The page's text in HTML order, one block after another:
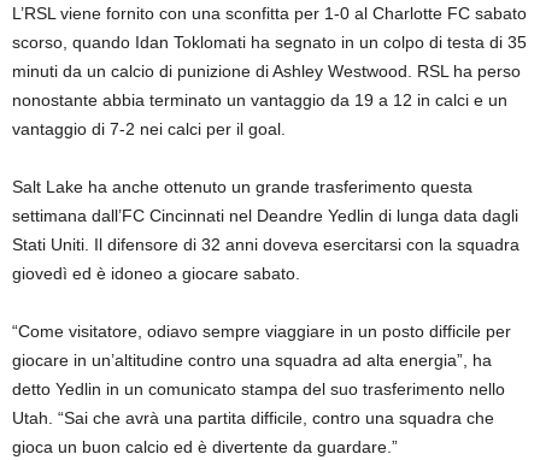
L’RSL viene fornito con una sconfitta per 1-0 al Charlotte FC sabato
scorso, quando Idan Toklomati ha segnato in un colpo di testa di 35
minuti da un calcio di punizione di Ashley Westwood. RSL ha perso
nonostante abbia terminato un vantaggio da 19 a 12 in calci e un
vantaggio di 7-2 nei calci per il goal.
Salt Lake ha anche ottenuto un grande trasferimento questa
settimana dall’FC Cincinnati nel Deandre Yedlin di lunga data dagli
Stati Uniti. Il difensore di 32 anni doveva esercitarsi con la squadra
giovedì ed è idoneo a giocare sabato.
“Come visitatore, odiavo sempre viaggiare in un posto difficile per
giocare in un’altitudine contro una squadra ad alta energia”, ha
detto Yedlin in un comunicato stampa del suo trasferimento nello
Utah. “Sai che avrà una partita difficile, contro una squadra che
gioca un buon calcio ed è divertente da guardare.”